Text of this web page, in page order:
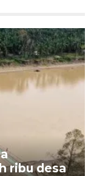
ribu desa